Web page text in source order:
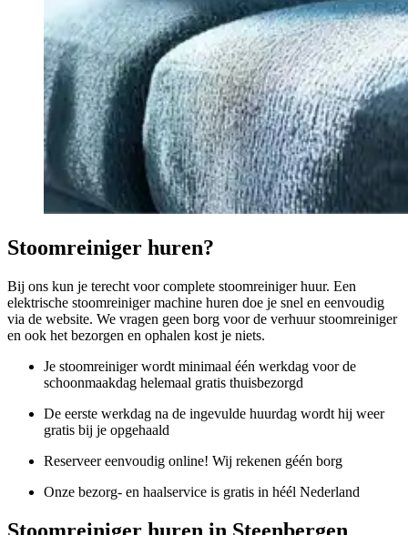
Stoomreiniger huren?
Bij ons kun je terecht voor complete stoomreiniger huur. Een
elektrische stoomreiniger machine huren doe je snel en eenvoudig
via de website. We vragen geen borg voor de verhuur stoomreiniger
en ook het bezorgen en ophalen kost je niets.
Je stoomreiniger wordt minimaal één werkdag voor de
schoonmaakdag helemaal gratis thuisbezorgd
De eerste werkdag na de ingevulde huurdag wordt hij weer
gratis bij je opgehaald
Reserveer eenvoudig online! Wij rekenen géén borg
Onze bezorg- en haalservice is gratis in héél Nederland
Stoomreiniger huren in Steenbergen